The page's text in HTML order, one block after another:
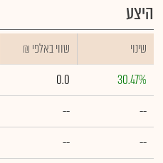
היצע
שינוי ₪ שווי באלפי
30.47%
0.0
--
--
--
--